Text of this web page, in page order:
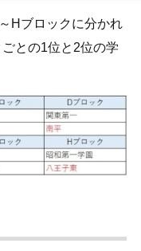
Hブロックに分かれ
との1位と2位の学